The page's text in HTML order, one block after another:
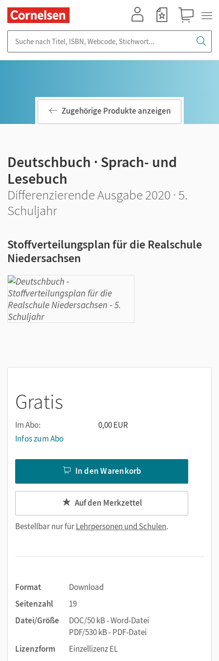
Zugehörige Produkte anzeigen
Deutschbuch · Sprach- und
Lesebuch
Differenzierende Ausgabe 2020 · 5.
Schuljahr
Stoffverteilungsplan für die Realschule
Niedersachsen
Gratis
Im Abo:
0,00 EUR
Infos zum Abo
In den Warenkorb
Auf den Merkzettel
Bestellbar nur fürLehrpersonen und Schulen.
Format
Download
Seitenzahl
19
Datei/Größe
DOC/50 kB - Word-Datei
PDF/530 kB - PDF-Datei
Lizenzform
Einzellizenz EL